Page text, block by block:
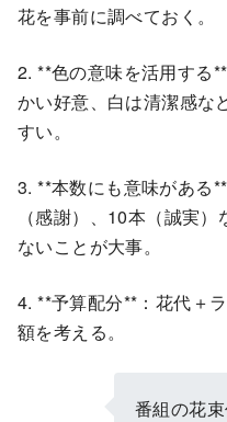
花を事前に調べておく。
2. **色の意味を活用する
かい好意、白は清潔感な
すい。
3. **本数にも意味がある
（感謝）、10本（誠実
ないことが大事。
4. **予算配分**：花代＋
額を考える。
番組の花